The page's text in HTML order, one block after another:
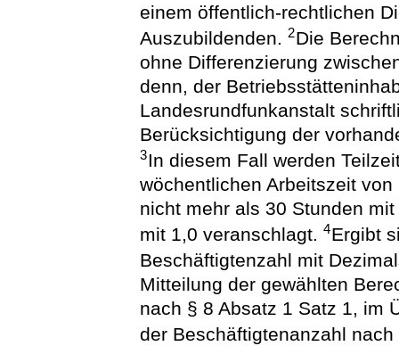
einem öffentlich-rechtlichen
Auszubildenden.2Die
ohne Differenzierung
denn, der
Landesrundfunkanstalt
Berücksichtigung der
3In diesem Fall werden
wöchentlichen Arbeitszeit
nicht mehr als 30 Stunden
mit 1,0 veranschlagt.4Ergibt
Beschäftigtenzahl mit
Mitteilung der gewählten
nach § 8 Absatz 1 Satz 1, im
der Beschäftigtenanzahl